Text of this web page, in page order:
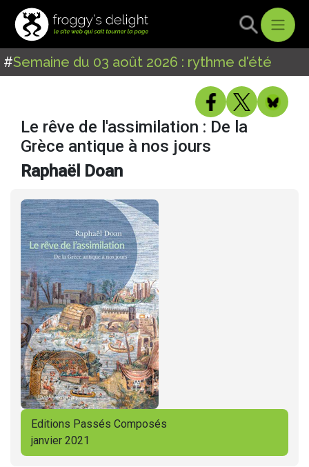
#Semaine du 03 août 2026 : rythme d'été
Le rêve de l'assimilation : De la
Grèce antique à nos jours
Raphaël Doan
Editions Passés Composés
janvier 2021